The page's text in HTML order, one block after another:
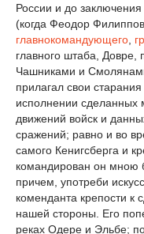
России и до
(когда Феодор
главнокомандующего
главного штаба,
Чашниками и
прилагал свои
исполнении сделанных
движений войск и
сражений; равно и во
самого Кенигсберга и
командирован он мною
причем, употреби
коменданта крепости к
нашей стороны. Его
реках Одере и Эльбе;